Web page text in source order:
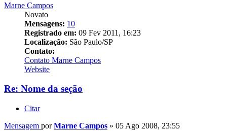
Marne Campos
Novato
Mensagens: 10
Registrado em: 09 Fev 2011, 16:23
Localização: São Paulo/SP
Contato:
Contato Marne Campos
Website
Re: Nome da seção
Citar
Mensagem porMarne Campos » 05 Ago 2008, 23:55